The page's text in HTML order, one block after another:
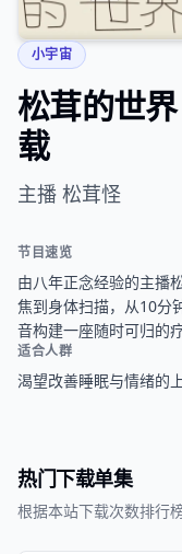
小宇宙
松茸的世
载
主播 松茸怪
节目速览
由八年正念经验的主播
焦到身体扫描，从10分
音构建一座随时可归的
适合人群
渴望改善睡眠与情绪的
热门下载单集
根据本站下载次数排行